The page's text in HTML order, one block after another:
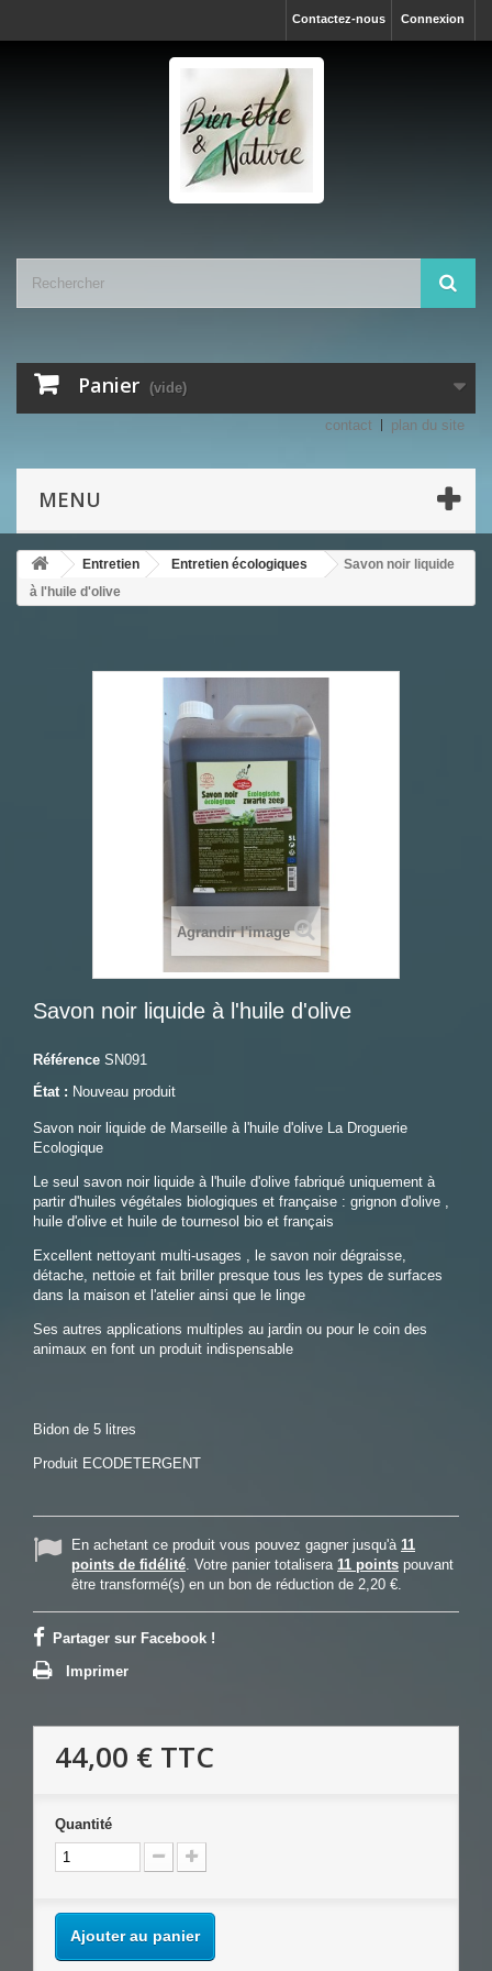
Connexion
Contactez-nous
Panier (vide)
contact plan du site
MENU
Entretien Entretien écologiques
Savon noir liquide
à l'huile d'olive
Agrandir l'image
Savon noir liquide à l'huile d'olive
Référence SN091
État : Nouveau produit
Savon noir liquide de Marseille à l'huile d'olive La Droguerie
Ecologique
Le seul savon noir liquide à l'huile d'olive fabriqué uniquement à
partir d'huiles végétales biologiques et française : grignon d'olive ,
huile d'olive et huile de tournesol bio et français
Excellent nettoyant multi-usages , le savon noir dégraisse,
détache, nettoie et fait briller presque tous les types de surfaces
dans la maison et l'atelier ainsi que le linge
Ses autres applications multiples au jardin ou pour le coin des
animaux en font un produit indispensable
Bidon de 5 litres
Produit ECODETERGENT
En achetant ce produit vous pouvez gagner jusqu'à 11
points de fidélité. Votre panier totalisera 11 points pouvant
être transformé(s) en un bon de réduction de 2,20 €.
Partager sur Facebook !
Imprimer
44,00 € TTC
Quantité
Ajouter au panier